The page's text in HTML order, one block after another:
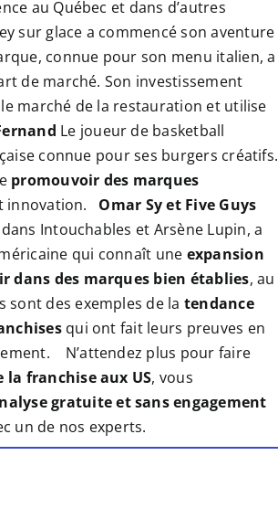
au Québec et dans d’autres
sur glace a commencé son aventure
connue pour son menu italien, a
de marché. Son investissement
marché de la restauration et utilise
Le joueur de basketball
connue pour ses burgers créatifs.
promouvoir des marques
innovation.
Omar Sy et Five Guys
Intouchables et Arsène Lupin, a
qui connaît une expansion
dans des marques bien établies, au
sont des exemples de la tendance
qui ont fait leurs preuves en
N’attendez plus pour faire
la franchise aux US, vous
gratuite et sans engagement
un de nos experts.